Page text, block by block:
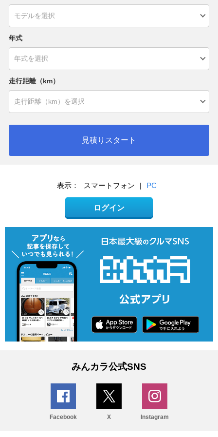
年式
走行距離（km）
見積りスタート
表示： スマートフォン | PC
ログイン
みんカラ公式SNS
Facebook X Instagram